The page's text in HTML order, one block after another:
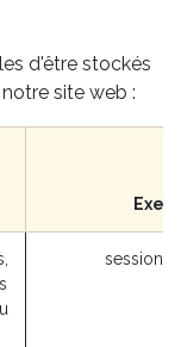
d'être stockés
site web :